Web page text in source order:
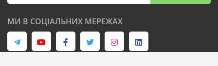
МИ В СОЦІАЛЬНИХ МЕРЕЖАХ